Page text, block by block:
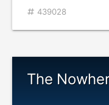
439028
The